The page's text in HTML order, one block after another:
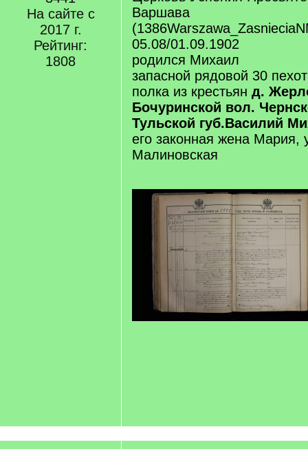
На сайте с
2017 г.
Рейтинг:
1808
Варшава
05.08/01.09.1902
родился Михаил
запасной рядовой 30
полка из крестьян д.
Бочуринской вол.
Тульской губ.Василий
его законная жена Мария,
Малиновская